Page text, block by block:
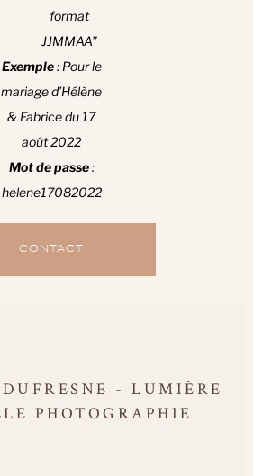
format
JJMMAA”
Exemple: Pour le
mariage d’Hélène
& Fabrice du 17
août 2022
Mot de passe:
helene17082022
CONTACT